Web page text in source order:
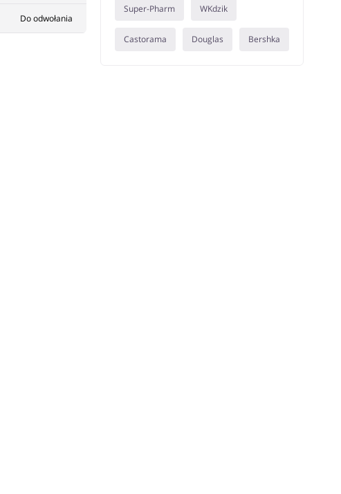
Do odwołania
Super-Pharm WKdzik
Castorama Douglas Bershka